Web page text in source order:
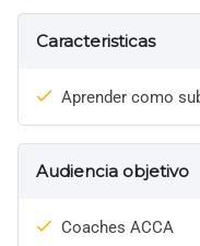
Caracteristicas
Aprender como
Audiencia objetivo
Coaches ACCA